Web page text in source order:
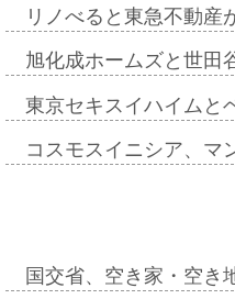
リノべると東急不動
旭化成ホームズと世田
東京セキスイハイムと
コスモスイニシア、
国交省、空き家・空